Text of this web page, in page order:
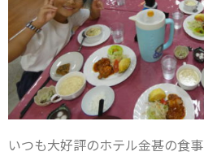
いつも大好評のホテル金甚の食事